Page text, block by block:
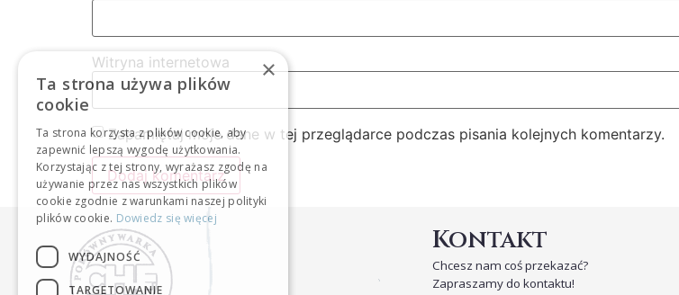
Witryna internetowa
Zapamiętaj moje dane w tej przeglądarce podczas pisania kolejnych komentarzy.
Kontakt
Chcesz nam coś przekazać?
Zapraszamy do kontaktu!
×
Ta strona używa plików
cookie
Ta strona korzysta z plików cookie, aby
zapewnić lepszą wygodę użytkowania.
Korzystając z tej strony, wyrażasz zgodę na
używanie przez nas wszystkich plików
cookie zgodnie z warunkami naszej polityki
plików cookie. Dowiedz się więcej
WYDAJNOŚĆ
TARGETOWANIE